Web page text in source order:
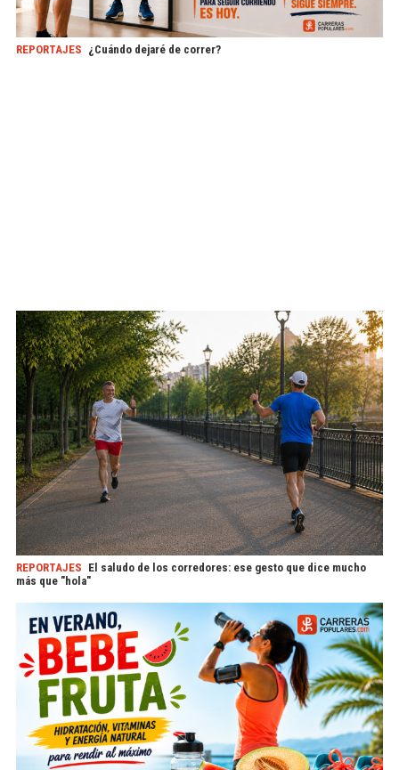
REPORTAJES ¿Cuándo dejaré de correr?
REPORTAJES El saludo de los corredores: ese gesto que dice mucho
más que "hola"